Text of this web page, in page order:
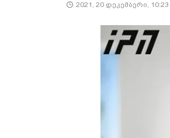
2021, 20 დეკემბერი, 10:23